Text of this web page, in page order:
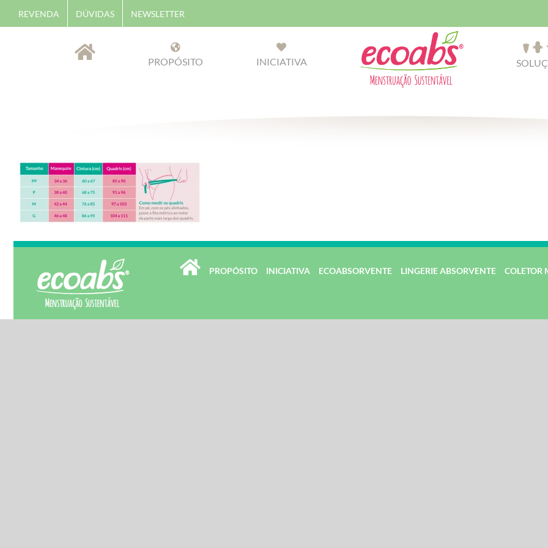
REVENDA DÚVIDAS NEWSLETTER
PROPÓSITO INICIATIVA
PROPÓSITO INICIATIVA ECOABSORVENTE LINGERIE ABSORVENTE COLETOR